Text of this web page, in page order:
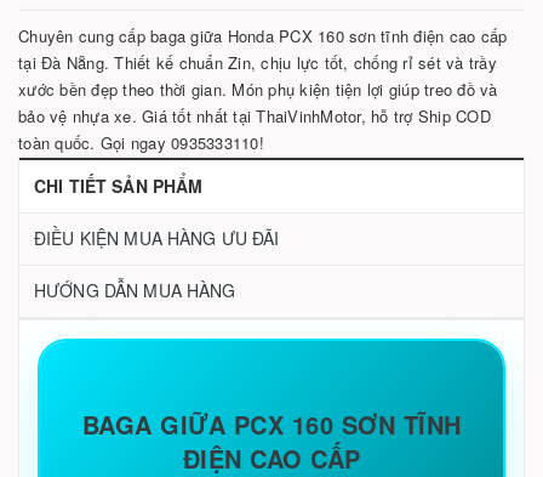
Chuyên cung cấp baga giữa Honda PCX 160 sơn tĩnh điện cao cấp
tại Đà Nẵng. Thiết kế chuẩn Zin, chịu lực tốt, chống rỉ sét và trầy
xước bền đẹp theo thời gian. Món phụ kiện tiện lợi giúp treo đồ và
bảo vệ nhựa xe. Giá tốt nhất tại ThaiVinhMotor, hỗ trợ Ship COD
toàn quốc. Gọi ngay 0935333110!
CHI TIẾT SẢN PHẨM
ĐIỀU KIỆN MUA HÀNG ƯU ĐÃI
HƯỚNG DẪN MUA HÀNG
BAGA GIỮA PCX 160 SƠN TĨNH
ĐIỆN CAO CẤP